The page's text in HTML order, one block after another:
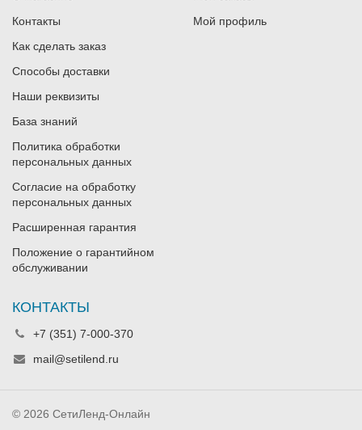
Контакты
Как сделать заказ
Способы доставки
Наши реквизиты
База знаний
Политика обработки
персональных данных
Согласие на обработку
персональных данных
Расширенная гарантия
Положение о гарантийном
обслуживании
Мой профиль
КОНТАКТЫ
+7 (351) 7-000-370
mail@setilend.ru
© 2026 СетиЛенд-Онлайн